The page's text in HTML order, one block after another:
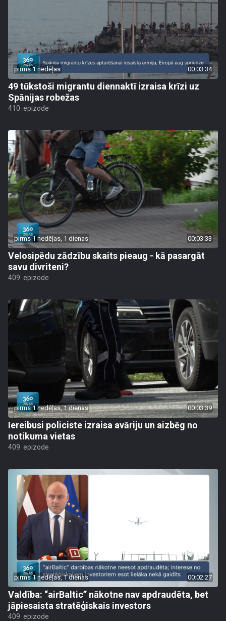
pirms 1 nedēļas 00:03:34
49 tūkstoši migrantu diennaktī izraisa krīzi uz
Spānijas robežas
410. epizode
pirms 1 nedēļas, 1 dienas 00:03:33
Velosipēdu zādzību skaits pieaug - kā pasargāt
savu divriteni?
409. epizode
pirms 1 nedēļas, 1 dienas 00:03:39
Iereibusi policiste izraisa avāriju un aizbēg no
notikuma vietas
409. epizode
pirms 1 nedēļas, 1 dienas 00:02:27
Valdība: “airBaltic” nākotne nav apdraudēta, bet
jāpiesaista stratēģiskais investors
409. epizode